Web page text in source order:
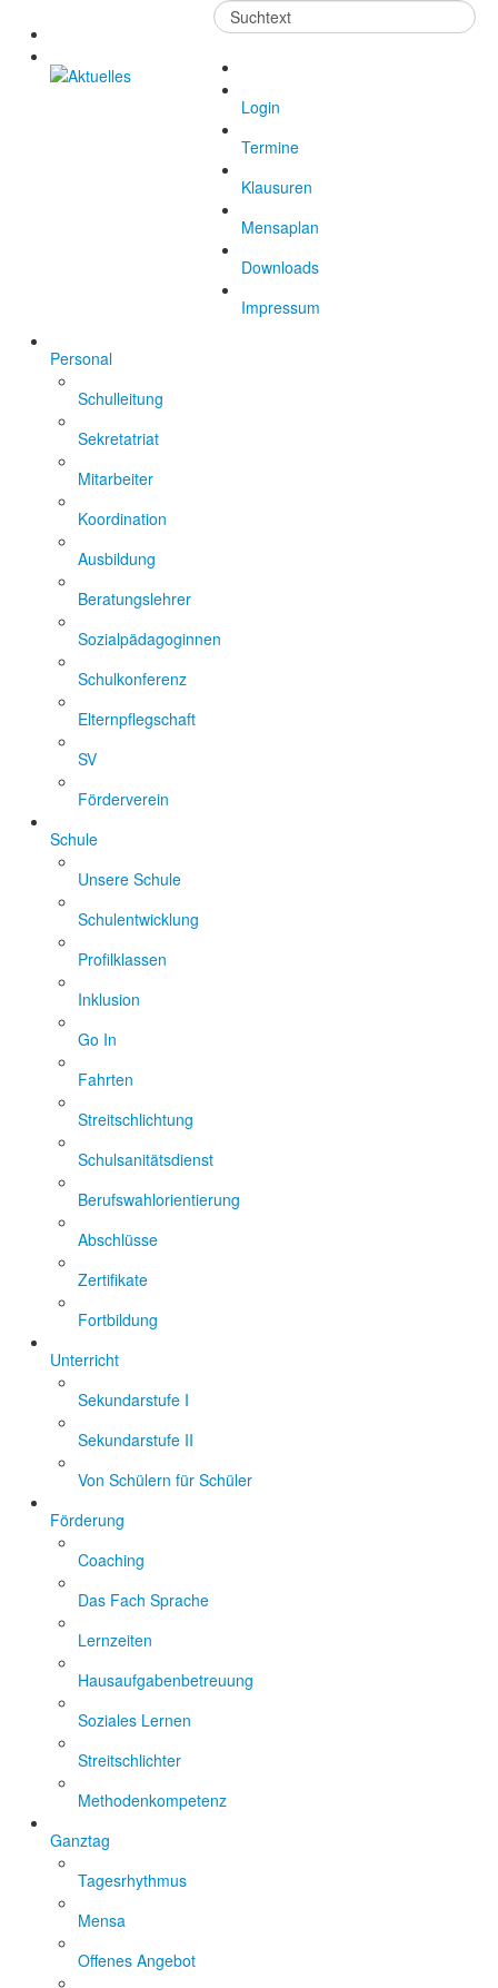
Suchen
...
Login
Termine
Klausuren
Mensaplan
Downloads
Impressum
Personal
Schulleitung
Sekretatriat
Mitarbeiter
Koordination
Ausbildung
Beratungslehrer
Sozialpädagoginnen
Schulkonferenz
Elternpflegschaft
SV
Förderverein
Schule
Unsere Schule
Schulentwicklung
Profilklassen
Inklusion
Go In
Fahrten
Streitschlichtung
Schulsanitätsdienst
Berufswahlorientierung
Abschlüsse
Zertifikate
Fortbildung
Unterricht
Sekundarstufe I
Sekundarstufe II
Von Schülern für Schüler
Förderung
Coaching
Das Fach Sprache
Lernzeiten
Hausaufgabenbetreuung
Soziales Lernen
Streitschlichter
Methodenkompetenz
Ganztag
Tagesrhythmus
Mensa
Offenes Angebot